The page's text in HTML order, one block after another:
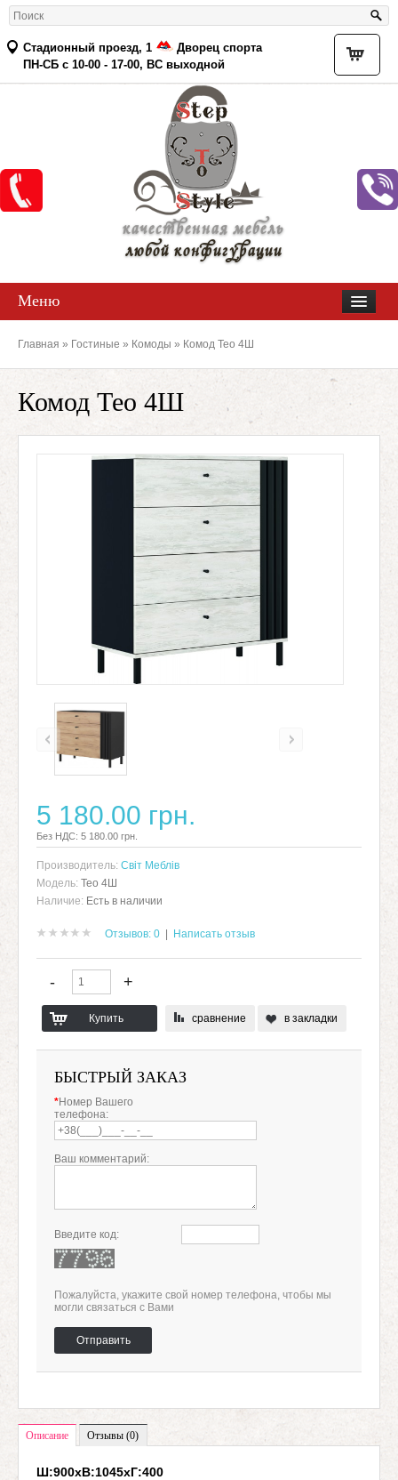
Стадионный проезд, 1
Дворец спорта
ПН-СБ с 10-00 - 17-00, ВС выходной
качественная мебель
любой конфигурации
Меню
Главная » Гостиные » Комоды » Комод Тео 4Ш
Комод Тео 4Ш
5 180.00 грн.
Без НДС: 5 180.00 грн.
Производитель: Світ Меблів
Модель: Тео 4Ш
Наличие: Есть в наличии
Отзывов: 0 Написать отзыв
сравнение в закладки
БЫСТРЫЙ ЗАКАЗ
*Номер Вашего
телефона:
Ваш комментарий:
Введите код:
Пожалуйста, укажите свой номер телефона, чтобы мы
могли связаться с Вами
Отправить
Описание Отзывы (0)
Ш:900хВ:1045хГ:400